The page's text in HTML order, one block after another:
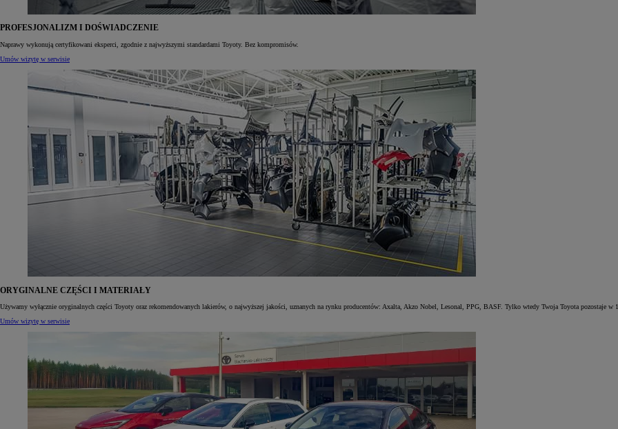
PROFESJONALIZM I DOŚWIADCZENIE
Naprawy wykonują certyfikowani eksperci, zgodnie z najwyższymi standardami Toyoty. Bez kompromisów.
Umów wizytę w serwisie
ORYGINALNE CZĘŚCI I MATERIAŁY
Używamy wyłącznie oryginalnych części Toyoty oraz rekomendowanych lakierów, o najwyższej jakości, uznanych na rynku producentów: Axalta, Akzo Nobel, Lesonal, PPG, BASF. Tylko wtedy Twoja Toyota pozostaje w
Umów wizytę w serwisie